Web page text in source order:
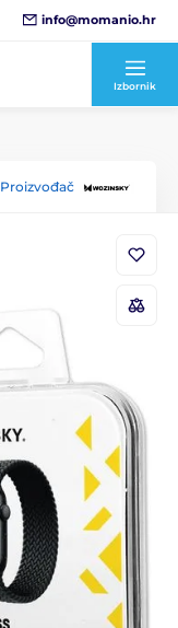
info@momanio.hr
Izbornik
Proizvođač